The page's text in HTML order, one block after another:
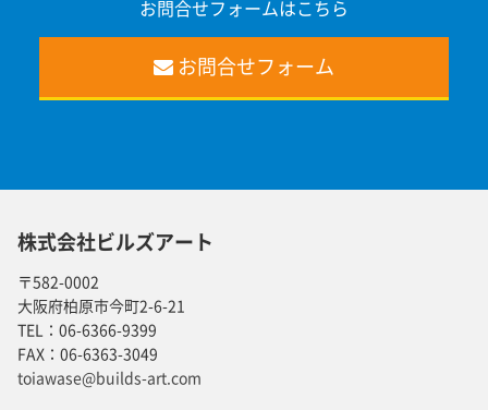
お問合せフォームはこちら
お問合せフォーム
株式会社ビルズアート
〒582-0002
大阪府柏原市今町2-6-21
TEL： 06-6366-9399
FAX： 06-6363-3049
toiawase@builds-art.com